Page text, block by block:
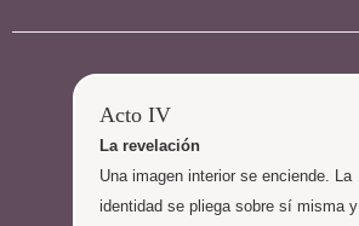
Acto IV
La revelación
Una imagen interior se enciende. La
identidad se pliega sobre sí misma y